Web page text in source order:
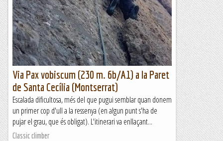
que l'Esperó del Vent era la clàssica difícil. Sempre he tingut
la sensació de que es repetia més...
Bloc Empotrat
Via Pax vobiscum (230 m. 6b/A1) a la Paret
de Santa Cecília (Montserrat)
Escalada dificultosa, més del que pugui semblar quan donem
un primer cop d'ull a la ressenya (en algun punt s'ha de
pujar el grau, que és obligat). L'itinerari va enllaçant...
Classic climber